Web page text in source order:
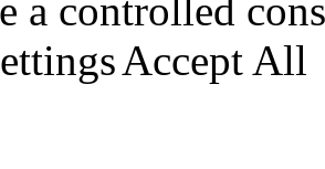
a controlled
Accept All